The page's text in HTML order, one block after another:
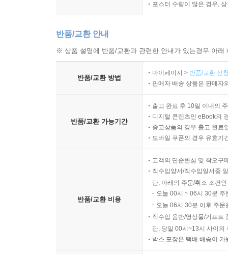
포스터 수량이 많은 경우,
반품/교환 안내
※ 상품 설명에 반품/교환과 관련한 안내가 있는경우 아
반품/교환 방법
마이페이지 > 반품/교환 신
판매자 배송 상품은 판매자
반품/교환 가능기간
출고 완료 후 10일 이내의
디지털 콘텐츠인 eBook의
중고상품의 경우 출고 완료
모바일 쿠폰의 경우 유효기
반품/교환 비용
고객의 단순변심 및 착오구
직수입양서/직수입일서중
단, 아래의 주문/취소 조건
오늘 00시 ~ 06시 30분
오늘 06시 30분 이후 주
직수입 음반/영상물/기프트
단, 당일 00시~13시 사이의
박스 포장은 택배 배송이